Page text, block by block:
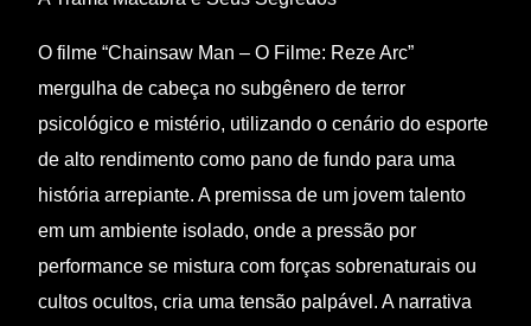
O filme “Chainsaw Man – O Filme: Reze Arc”
mergulha de cabeça no subgênero de terror
psicológico e mistério, utilizando o cenário do esporte
de alto rendimento como pano de fundo para uma
história arrepiante. A premissa de um jovem talento
em um ambiente isolado, onde a pressão por
performance se mistura com forças sobrenaturais ou
cultos ocultos, cria uma tensão palpável. A narrativa